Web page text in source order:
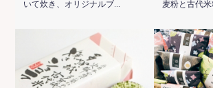
いて炊き、オリジナルブ…
麦粉と古代米